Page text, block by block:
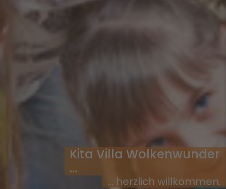
Kita Villa Wolkenwunder
...
... herzlich willkommen.